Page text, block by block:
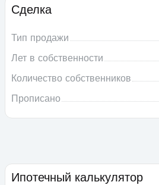
Сделка
Тип продажи
Лет в собственности
Количество собственников
Прописано
Ипотечный калькулятор